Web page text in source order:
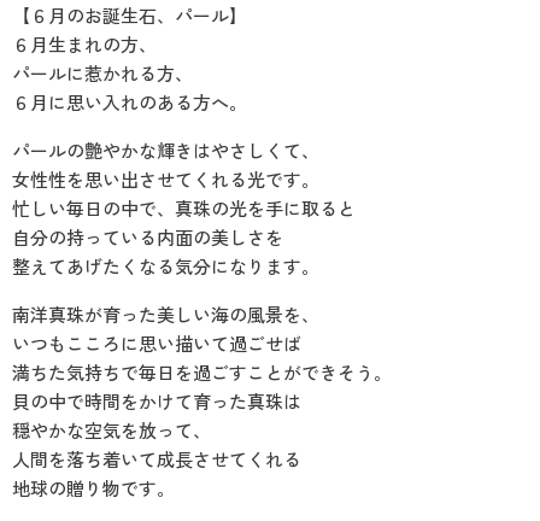
【６月のお誕生石、パール】
６月生まれの方、
パールに惹かれる方、
６月に思い入れのある方へ。
パールの艶やかな輝きはやさしくて、
女性性を思い出させてくれる光です。
忙しい毎日の中で、真珠の光を手に取ると
自分の持っている内面の美しさを
整えてあげたくなる気分になります。
南洋真珠が育った美しい海の風景を、
いつもこころに思い描いて過ごせば
満ちた気持ちで毎日を過ごすことができそう。
貝の中で時間をかけて育った真珠は
穏やかな空気を放って、
人間を落ち着いて成長させてくれる
地球の贈り物です。